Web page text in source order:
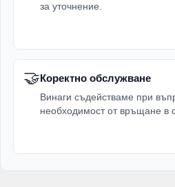
за уточнение.
🤝Коректно обслужване
Винаги съдействаме при
необходимост от връщане в